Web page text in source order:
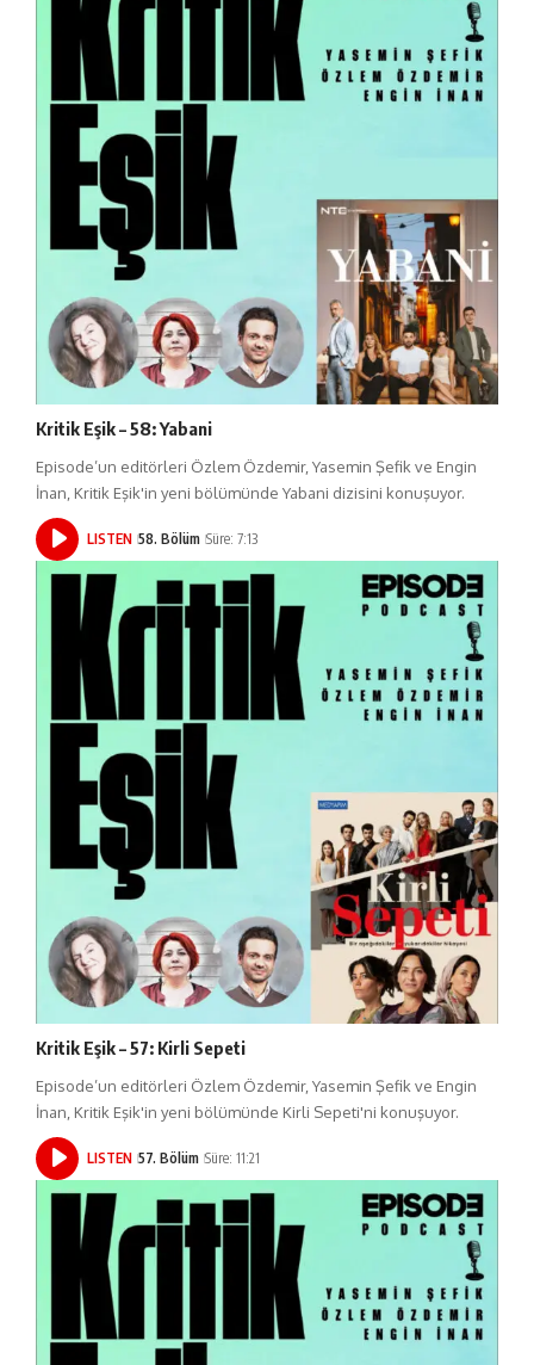
Kritik Eşik – 58: Yabani
Episode’un editörleri Özlem Özdemir, Yasemin Şefik ve Engin
İnan, Kritik Eşik'in yeni bölümünde Yabani dizisini konuşuyor.
LISTEN 58. Bölüm Süre: 7:13
Kritik Eşik – 57: Kirli Sepeti
Episode’un editörleri Özlem Özdemir, Yasemin Şefik ve Engin
İnan, Kritik Eşik'in yeni bölümünde Kirli Sepeti'ni konuşuyor.
LISTEN 57. Bölüm Süre: 11:21